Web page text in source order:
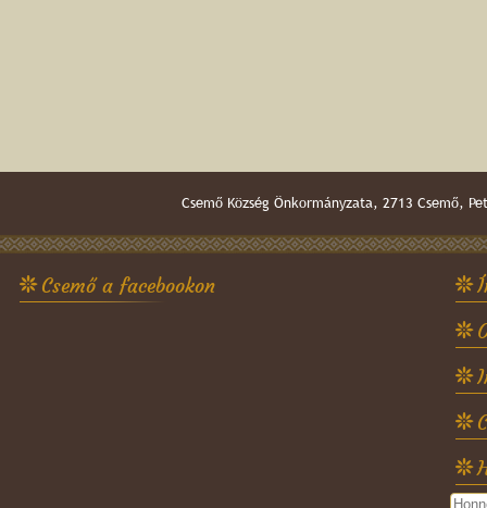
Csemő Község Önkormányzata, 2713
Csemő a facebookon